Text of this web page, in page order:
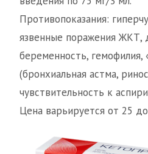
Противопоказания:
язвенные поражения ЖКТ,
беременность, гемофилия,
(бронхиальная астма,
чувствительность к
Цена варьируется от 25